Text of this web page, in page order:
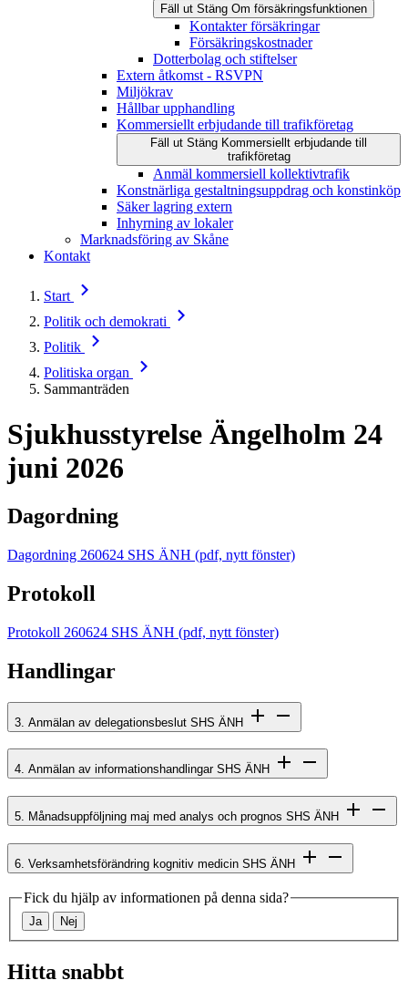
Fäll ut Stäng Om försäkringsfunktionen
Kontakter försäkringar
Försäkringskostnader
Dotterbolag och stiftelser
Extern åtkomst - RSVPN
Miljökrav
Hållbar upphandling
Kommersiellt erbjudande till trafikföretag
Fäll ut Stäng Kommersiellt erbjudande till
trafikföretag
Anmäl kommersiell kollektivtrafik
Konstnärliga gestaltningsuppdrag och konstinköp
Säker lagring extern
Inhyrning av lokaler
Marknadsföring av Skåne
Kontakt
Start
Politik och demokrati
Politik
Politiska organ
Sammanträden
Sjukhusstyrelse Ängelholm 24
juni 2026
Dagordning
Dagordning 260624 SHS ÄNH (pdf, nytt fönster)
Protokoll
Protokoll 260624 SHS ÄNH (pdf, nytt fönster)
Handlingar
3. Anmälan av delegationsbeslut SHS ÄNH
4. Anmälan av informationshandlingar SHS ÄNH
5. Månadsuppföljning maj med analys och prognos SHS ÄNH
6. Verksamhetsförändring kognitiv medicin SHS ÄNH
Fick du hjälp av informationen på denna sida?
Ja Nej
Hitta snabbt